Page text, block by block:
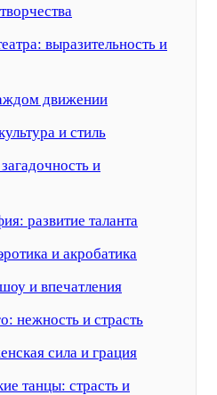
выразительность и
движении
и стиль
и
развитие таланта
и акробатика
и впечатления
нежность и страсть
сила и грация
танцы: страсть и